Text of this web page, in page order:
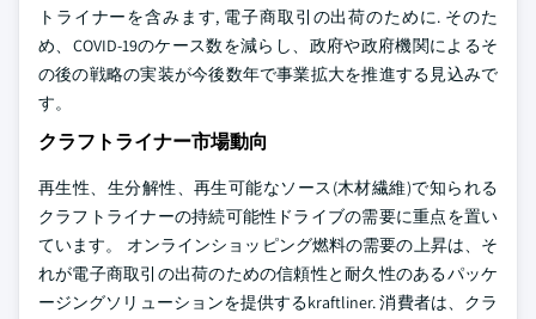
トライナーを含みます, 電子商取引の出荷のために. そのた
め、COVID-19のケース数を減らし、政府や政府機関によるそ
の後の戦略の実装が今後数年で事業拡大を推進する見込みで
す。
クラフトライナー市場動向
再生性、生分解性、再生可能なソース(木材繊維)で知られる
クラフトライナーの持続可能性ドライブの需要に重点を置い
ています。 オンラインショッピング燃料の需要の上昇は、そ
れが電子商取引の出荷のための信頼性と耐久性のあるパッケ
ージングソリューションを提供するkraftliner. 消費者は、クラ